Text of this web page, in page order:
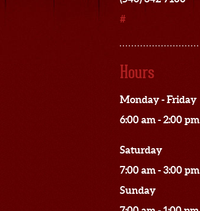
#
Hours
Monday - Friday
6:00 am - 2:00 pm
Saturday
7:00 am - 3:00 pm
Sunday